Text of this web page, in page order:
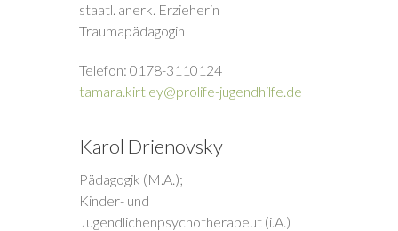
staatl. anerk. Erzieherin
Traumapädagogin
Telefon: 0178-3110124
tamara.kirtley@prolife-jugendhilfe.de
Karol Drienovsky
Pädagogik (M.A.);
Kinder- und
Jugendlichenpsychotherapeut (i.A.)